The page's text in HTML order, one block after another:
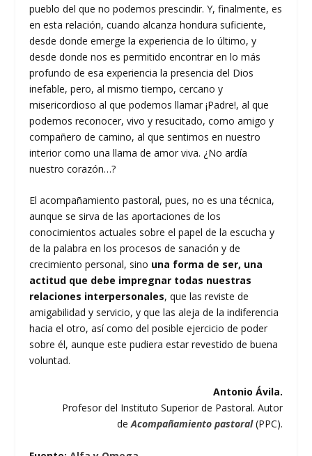
pueblo del que no podemos prescindir. Y, finalmente, es
en esta relación, cuando alcanza hondura suficiente,
desde donde emerge la experiencia de lo último, y
desde donde nos es permitido encontrar en lo más
profundo de esa experiencia la presencia del Dios
inefable, pero, al mismo tiempo, cercano y
misericordioso al que podemos llamar ¡Padre!, al que
podemos reconocer, vivo y resucitado, como amigo y
compañero de camino, al que sentimos en nuestro
interior como una llama de amor viva. ¿No ardía
nuestro corazón…?
El acompañamiento pastoral, pues, no es una técnica,
aunque se sirva de las aportaciones de los
conocimientos actuales sobre el papel de la escucha y
de la palabra en los procesos de sanación y de
crecimiento personal, sino una forma de ser, una
actitud que debe impregnar todas nuestras
relaciones interpersonales, que las reviste de
amigabilidad y servicio, y que las aleja de la indiferencia
hacia el otro, así como del posible ejercicio de poder
sobre él, aunque este pudiera estar revestido de buena
voluntad.
Antonio Ávila.
Profesor del Instituto Superior de Pastoral. Autor
deAcompañamiento pastoral (PPC).